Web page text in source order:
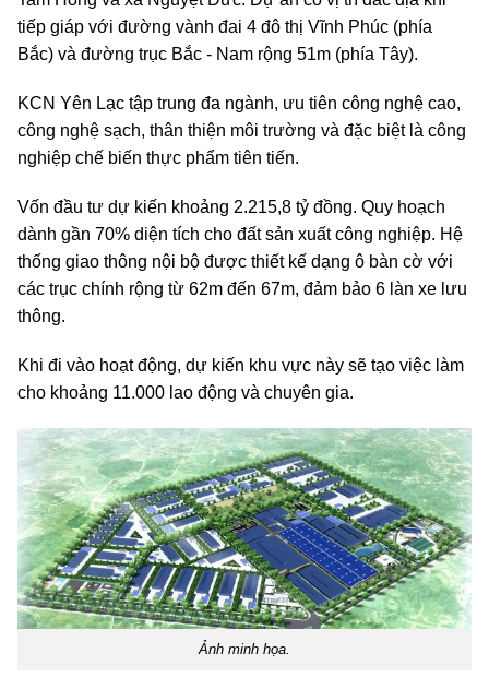
tiếp giáp với đường vành đai 4 đô thị Vĩnh Phúc (phía
Bắc) và đường trục Bắc - Nam rộng 51m (phía Tây).
KCN Yên Lạc tập trung đa ngành, ưu tiên công nghệ cao,
công nghệ sạch, thân thiện môi trường và đặc biệt là công
nghiệp chế biến thực phẩm tiên tiến.
Vốn đầu tư dự kiến khoảng 2.215,8 tỷ đồng. Quy hoạch
dành gần 70% diện tích cho đất sản xuất công nghiệp. Hệ
thống giao thông nội bộ được thiết kế dạng ô bàn cờ với
các trục chính rộng từ 62m đến 67m, đảm bảo 6 làn xe lưu
thông.
Khi đi vào hoạt động, dự kiến khu vực này sẽ tạo việc làm
cho khoảng 11.000 lao động và chuyên gia.
Ảnh minh họa.